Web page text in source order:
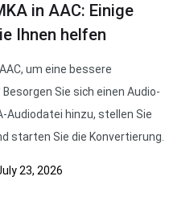
in AAC: Einige
Ihnen helfen
um eine bessere
Sie sich einen Audio-
Audiodatei hinzu, stellen Sie
starten Sie die Konvertierung.
23, 2026